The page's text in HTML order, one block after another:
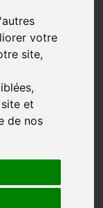
votre
site,
et
de nos